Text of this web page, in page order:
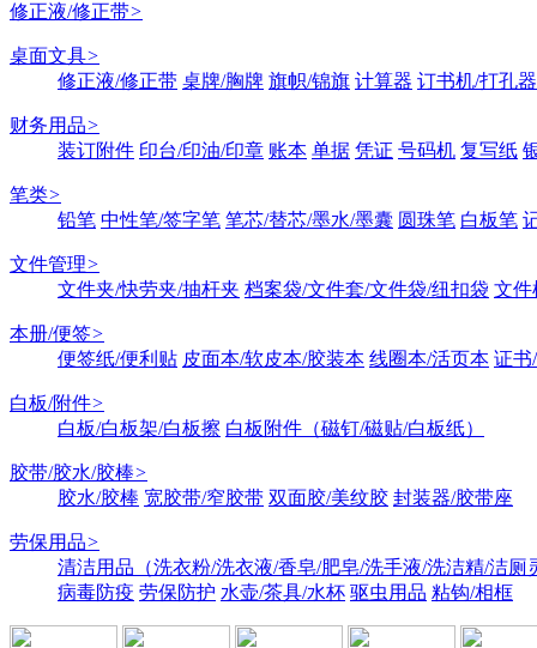
修正液/修正带>
桌面文具>
修正液/修正带 桌牌/胸牌 旗帜/锦旗 计算器 订书机/打孔器
财务用品>
装订附件 印台/印油/印章 账本 单据 凭证 号码机 复写纸
笔类>
铅笔 中性笔/签字笔 笔芯/替芯/墨水/墨囊 圆珠笔 白板笔
文件管理>
文件夹/快劳夹/抽杆夹 档案袋/文件套/文件袋/纽扣袋 文件
本册/便签>
便签纸/便利贴 皮面本/软皮本/胶装本 线圈本/活页本 证书
白板/附件>
白板/白板架/白板擦 白板附件（磁钉/磁贴/白板纸）
胶带/胶水/胶棒>
胶水/胶棒 宽胶带/窄胶带 双面胶/美纹胶 封装器/胶带座
劳保用品>
清洁用品（洗衣粉/洗衣液/香皂/肥皂/洗手液/洗洁精/洁厕
病毒防疫 劳保防护 水壶/茶具/水杯 驱虫用品 粘钩/相框